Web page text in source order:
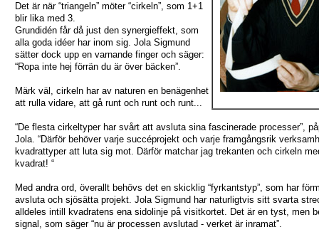
Det är när “triangeln” möter “cirkeln”, som 1+1
blir lika med 3.
Grundidén får då just den synergieffekt, som
alla goda idéer har inom sig. Jola Sigmund
sätter dock upp en varnande finger och säger:
“Ropa inte hej förrän du är över bäcken”.
Märk väl, cirkeln har av naturen en benägenhet
att rulla vidare, att gå runt och runt och runt...
“De flesta cirkeltyper har svårt att avsluta sina fascinerade processer”,
Jola. “Därför behöver varje succéprojekt och varje framgångsrik
kvadrattyper att luta sig mot. Därför matchar jag trekanten och cirkeln
kvadrat! “
Med andra ord, överallt behövs det en skicklig “fyrkantstyp”, som har
avsluta och sjösätta projekt. Jola Sigmund har naturligtvis sitt svarta
alldeles intill kvadratens ena sidolinje på visitkortet. Det är en tyst, men
signal, som säger “nu är processen avslutad - verket är inramat”.